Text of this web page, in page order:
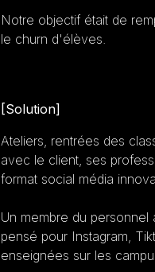
Notre objectif était de
le churn d'élèves.
[Solution]
Ateliers, rentrées des
avec le client, ses
format social média
Un membre du personnel
pensé pour Instagram,
enseignées sur les